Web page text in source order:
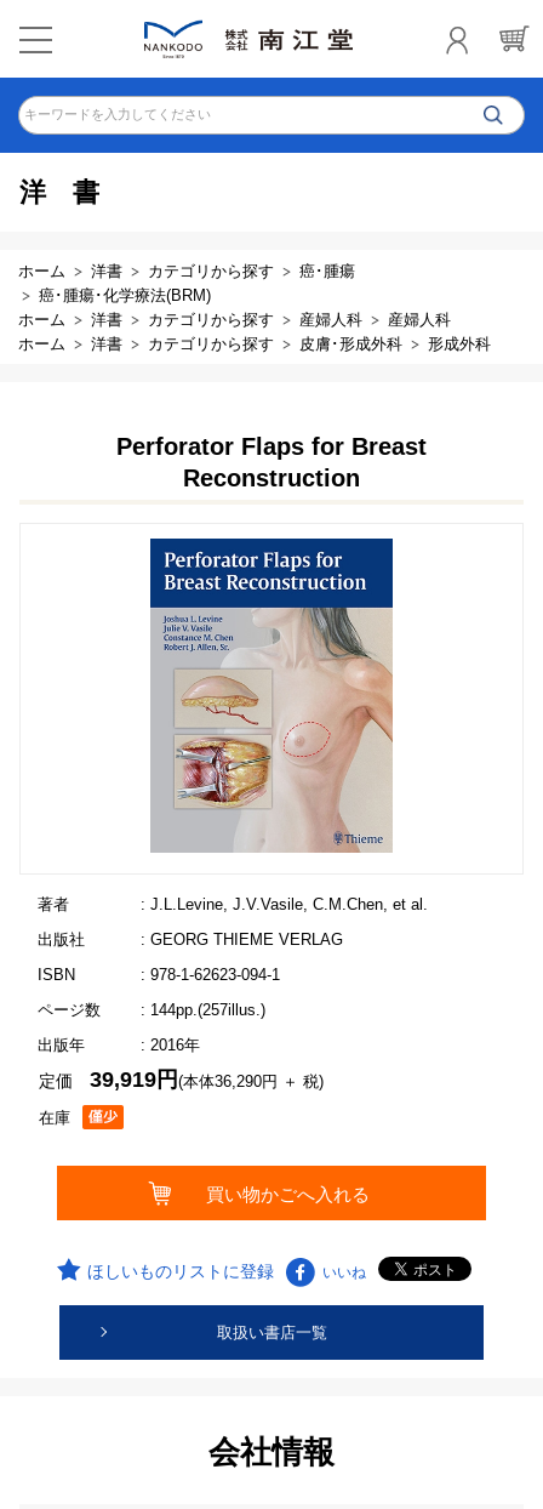
キーワードを入力してください
洋書
ホーム 洋書 カテゴリから探す
癌･腫瘍
癌･腫瘍･化学療法(BRM)
ホーム
洋書 カテゴリから探す 産婦人科
産婦人科
ホーム
洋書 カテゴリから探す 皮膚･形成外科 形成外科
Perforator Flaps for Breast
Reconstruction
著者
: J.L.Levine, J.V.Vasile, C.M.Chen, et al.
出版社
: GEORG THIEME VERLAG
ISBN
: 978-1-62623-094-1
ページ数
: 144pp.(257illus.)
出版年
: 2016年
在庫
定価39,919円(本体36,290円 ＋ 税)
ほしいものリストに登録 いいね
取扱い書店一覧
会社情報